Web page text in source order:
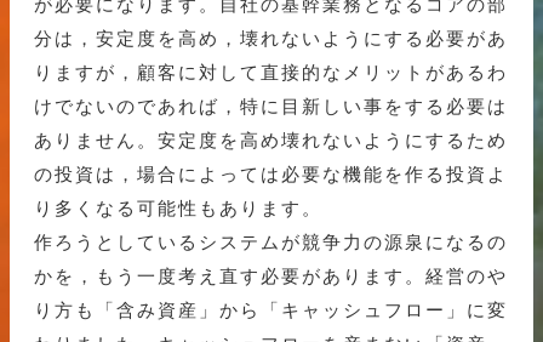
が必要になります。自社の基幹業務となるコアの部
分は，安定度を高め，壊れないようにする必要があ
りますが，顧客に対して直接的なメリットがあるわ
けでないのであれば，特に目新しい事をする必要は
ありません。安定度を高め壊れないようにするため
の投資は，場合によっては必要な機能を作る投資よ
り多くなる可能性もあります。
作ろうとしているシステムが競争力の源泉になるの
かを，もう一度考え直す必要があります。経営のや
り方も「含み資産」から「キャッシュフロー」に変